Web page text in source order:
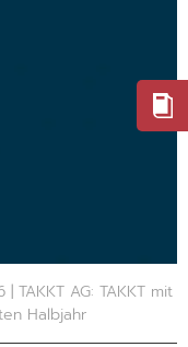
| TAKKT AG: TAKKT mit
Halbjahr